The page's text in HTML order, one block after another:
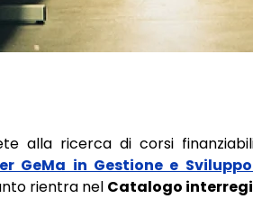
alla ricerca di corsi
GeMa in Gestione e
rientra nel Catalogo